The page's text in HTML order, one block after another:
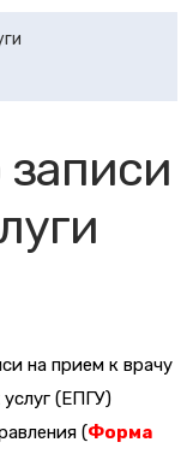
на прием к врачу
(ЕПГУ)
(Форма